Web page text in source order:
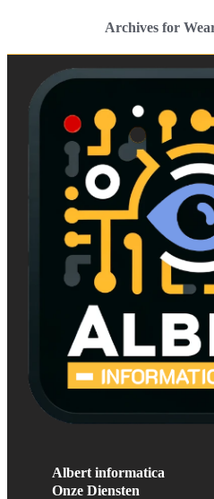
Archives for
Albert informatica
Onze Diensten